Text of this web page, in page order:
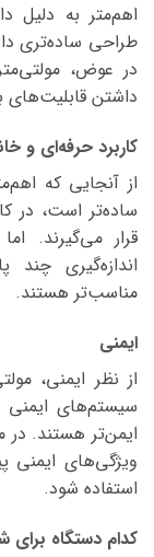
اهم‌متر به دلیل
طراحی ساده‌تری
در عوض،
داشتن قابلیت‌های
کاربرد حرفه‌ای و
از آنجایی که
ساده‌تر است، در
قرار می‌گیرند.
اندازه‌گیری چند
مناسب‌تر هستند.
ایمنی
از نظر ایمنی،
سیستم‌های
ایمن‌تر هستند. در
ویژگی‌های ایمنی
استفاده شود.
کدام دستگاه